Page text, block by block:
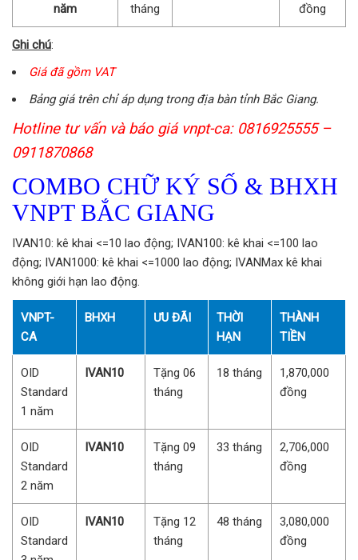
năm
tháng
đồng
Ghi chú:
Giá đã gồm VAT
Bảng giá trên chỉ áp dụng trong địa bàn tỉnh Bắc Giang.
Hotline tư vấn và báo giá vnpt-ca: 0816925555 –
0911870868
COMBO CHỮ KÝ SỐ & BHXH
VNPT BẮC GIANG
IVAN10: kê khai <=10 lao động; IVAN100: kê khai <=100 lao
động; IVAN1000: kê khai <=1000 lao động; IVANMax kê khai
không giới hạn lao động.
VNPT-
CA
BHXH ƯU ĐÃI
THỜI
HẠN
THÀNH
TIỀN
OID
Standard
1 năm
IVAN10
Tặng 06
tháng
18 tháng
1,870,000
đồng
OID
Standard
2 năm
IVAN10
Tặng 09
tháng
33 tháng
2,706,000
đồng
OID
Standard
IVAN10
Tặng 12
tháng
48 tháng
3,080,000
đồng